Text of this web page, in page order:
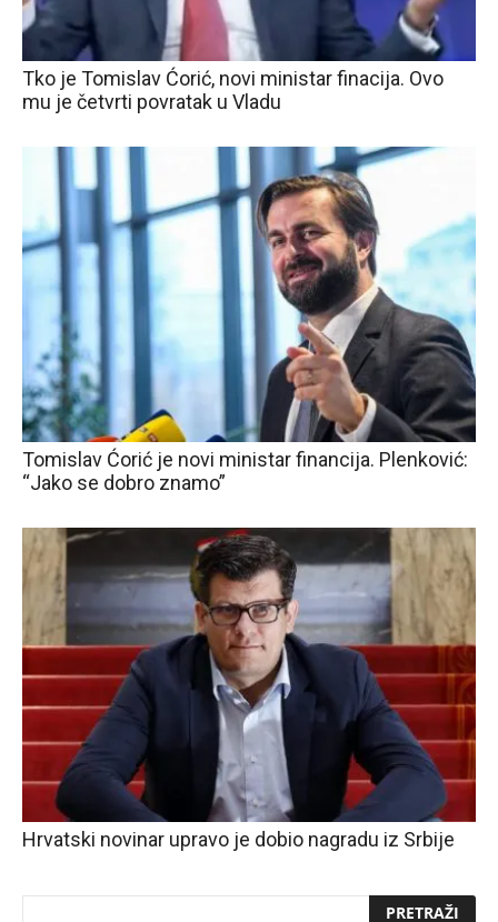
Tko je Tomislav Ćorić, novi ministar finacija. Ovo
mu je četvrti povratak u Vladu
Tomislav Ćorić je novi ministar financija. Plenković:
“Jako se dobro znamo”
Hrvatski novinar upravo je dobio nagradu iz Srbije